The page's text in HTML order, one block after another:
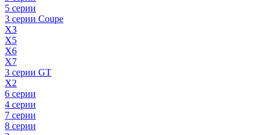
5 серии
3 серии Coupe
X3
X5
X6
X7
3 серии GT
X2
6 серии
4 серии
7 серии
8 серии